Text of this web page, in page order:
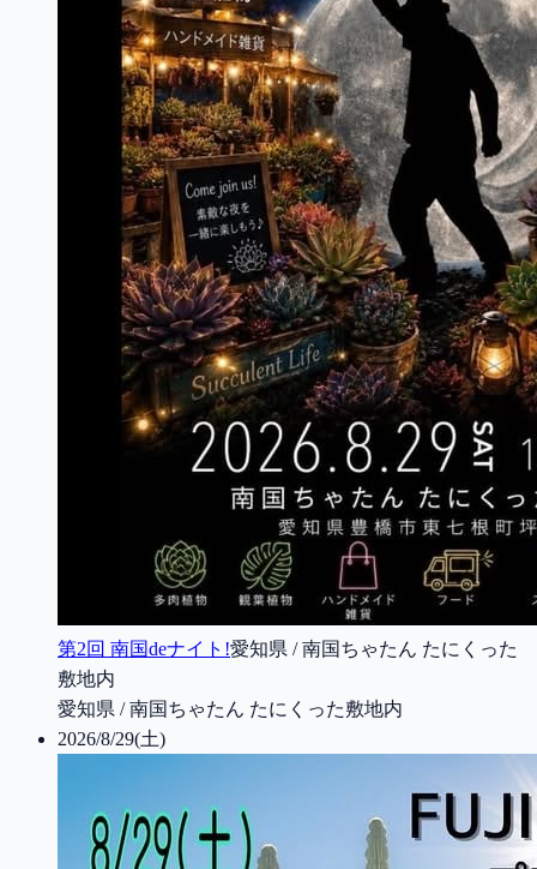
第2回 南国deナイト!愛知県 / 南国ちゃたん たにくった
敷地内
愛知県 / 南国ちゃたん たにくった敷地内
2026/8/29(土)